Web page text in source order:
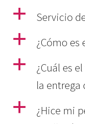
a
Servicio
a
¿Cómo es
a
¿Cuál es
la entrega
a
¿Hice mi